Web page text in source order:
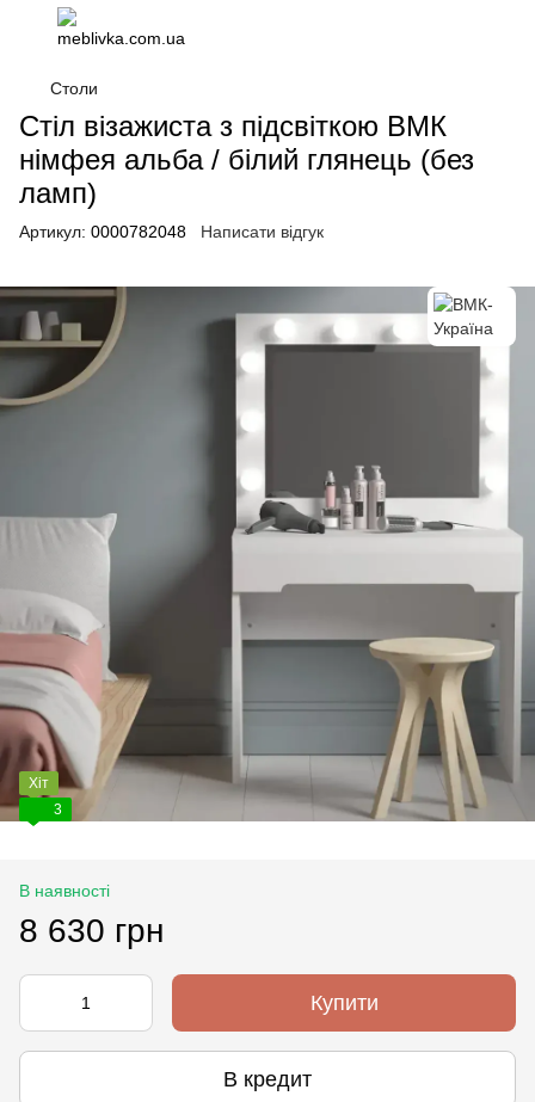
Столи
Стіл візажиста з підсвіткою ВМК
німфея альба / білий глянець (без
ламп)
Артикул: 0000782048 Написати відгук
Хіт
3
В наявності
8 630 грн
Купити
В кредит